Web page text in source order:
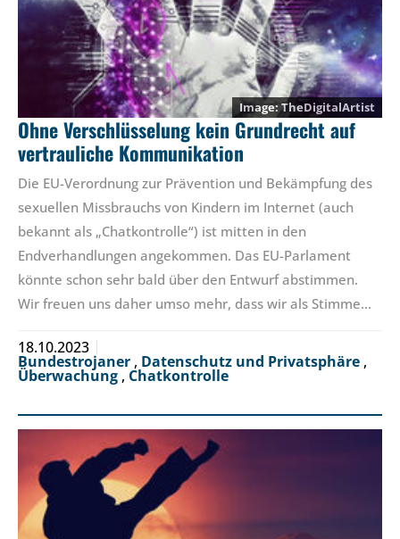
TheDigitalArtist
Ohne Verschlüsselung kein Grundrecht auf
vertrauliche Kommunikation
Die EU-Verordnung zur Prävention und Bekämpfung des
sexuellen Missbrauchs von Kindern im Internet (auch
bekannt als „Chatkontrolle“) ist mitten in den
Endverhandlungen angekommen. Das EU-Parlament
könnte schon sehr bald über den Entwurf abstimmen.
Wir freuen uns daher umso mehr, dass wir als Stimme…
18.10.2023
Bundestrojaner , Datenschutz und Privatsphäre ,
Überwachung , Chatkontrolle